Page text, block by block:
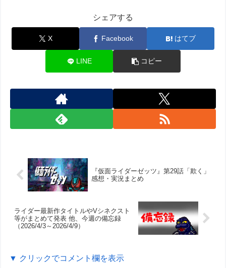
シェアする
X Facebook はてブ
LINE コピー
『仮面ライダーゼッツ』第29話「欺く」
感想・実況まとめ
ライダー最新作タイトルやVシネクスト
等がまとめて発表 他、今週の備忘録
（2026/4/3～2026/4/9）
▼ クリックでコメント欄を表示